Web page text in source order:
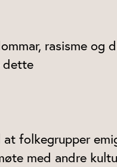
rasisme og
dette
folkegrupper
med andre